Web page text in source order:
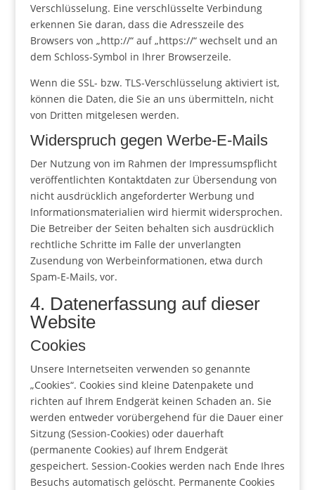
Verschlüsselung. Eine verschlüsselte Verbindung
erkennen Sie daran, dass die Adresszeile des
Browsers von „http://“ auf „https://“ wechselt und an
dem Schloss-Symbol in Ihrer Browserzeile.
Wenn die SSL- bzw. TLS-Verschlüsselung aktiviert ist,
können die Daten, die Sie an uns übermitteln, nicht
von Dritten mitgelesen werden.
Widerspruch gegen Werbe-E-Mails
Der Nutzung von im Rahmen der Impressumspflicht
veröffentlichten Kontaktdaten zur Übersendung von
nicht ausdrücklich angeforderter Werbung und
Informationsmaterialien wird hiermit widersprochen.
Die Betreiber der Seiten behalten sich ausdrücklich
rechtliche Schritte im Falle der unverlangten
Zusendung von Werbeinformationen, etwa durch
Spam-E-Mails, vor.
4. Datenerfassung auf dieser
Website
Cookies
Unsere Internetseiten verwenden so genannte
„Cookies“. Cookies sind kleine Datenpakete und
richten auf Ihrem Endgerät keinen Schaden an. Sie
werden entweder vorübergehend für die Dauer einer
Sitzung (Session-Cookies) oder dauerhaft
(permanente Cookies) auf Ihrem Endgerät
gespeichert. Session-Cookies werden nach Ende Ihres
Besuchs automatisch gelöscht. Permanente Cookies